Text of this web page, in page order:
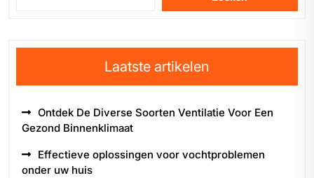
Laatste artikelen
Ontdek De Diverse Soorten Ventilatie Voor Een
Gezond Binnenklimaat
Effectieve oplossingen voor vochtproblemen
onder uw huis